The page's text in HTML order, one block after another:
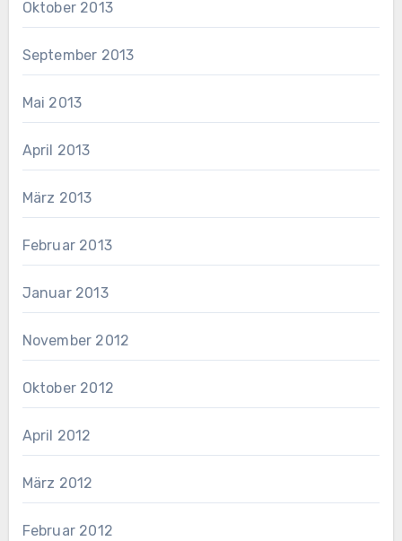
Oktober 2013
September 2013
Mai 2013
April 2013
März 2013
Februar 2013
Januar 2013
November 2012
Oktober 2012
April 2012
März 2012
Februar 2012